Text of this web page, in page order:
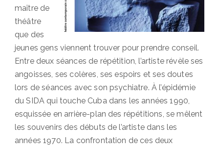
maître de
théâtre
que des
jeunes gens viennent trouver pour prendre conseil.
Entre deux séances de répétition, l’artiste révèle ses
angoisses, ses colères, ses espoirs et ses doutes
lors de séances avec son psychiatre. À l’épidémie
du SIDA qui touche Cuba dans les années 1990,
esquissée en arrière-plan des répétitions, se mêlent
les souvenirs des débuts de l’artiste dans les
années 1970. La confrontation de ces deux